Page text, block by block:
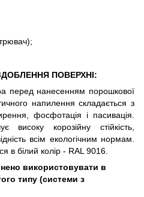
ПОВЕРХНІ:
перед нанесенням порошкової
напилення складається з
фосфотація і пасивація.
високу корозійну стійкість,
всім екологічним нормам.
в білий колір - RAL 9016.
використовувати в
типу (системи з